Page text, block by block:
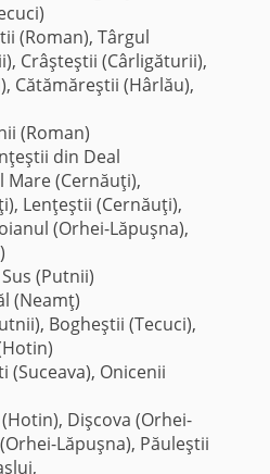
(Roman), Târgul
Crâşteştii (Cârligăturii),
Cătămăreştii (Hârlău),
(Roman)
din Deal
Mare (Cernăuţi),
Lenţeştii (Cernăuţi),
(Orhei-Lăpuşna),
(Putnii)
(Neamţ)
Bogheştii (Tecuci),
(Suceava), Onicenii
Dişcova (Orhei-
Lăpuşna), Păuleştii